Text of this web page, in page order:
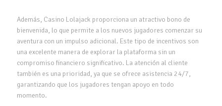
Además, Casino Lolajack proporciona un atractivo bono de
bienvenida, lo que permite a los nuevos jugadores comenzar su
aventura con un impulso adicional. Este tipo de incentivos son
una excelente manera de explorar la plataforma sin un
compromiso financiero significativo. La atención al cliente
también es una prioridad, ya que se ofrece asistencia 24/7,
garantizando que los jugadores tengan apoyo en todo
momento.